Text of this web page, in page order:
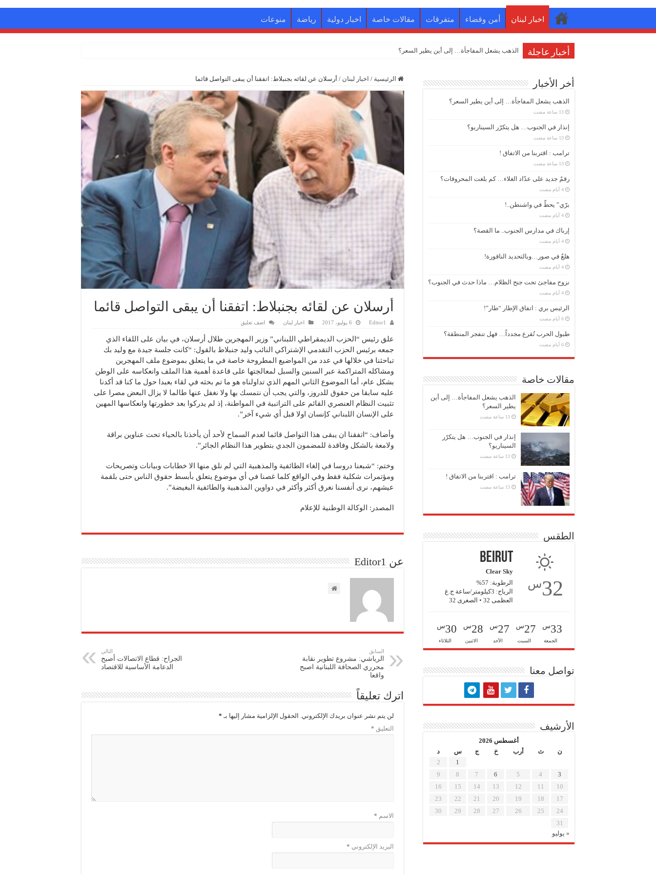
اخبار لبنان أمن وقضاء متفرقات مقالات خاصة اخبار دولية رياضة منوعات
أخبار عاجلة إنذار في الجن
الرئيسية / اخبار لبنان / أرسلان عن لقائه بجنبلاط: اتفقنا أن يبقى التواصل قائما
أرسلان عن لقائه بجنبلاط: اتفقنا أن يبقى التواصل قائما
Editor1 6 يوليو، 2017 اخبار لبنان اضف تعليق
علق رئيس “الحزب الديمقراطي اللبناني” وزير المهجرين طلال أرسلان، في بيان على اللقاء الذي
جمعه برئيس الحزب التقدمي الإشتراكي النائب وليد جنبلاط بالقول: “كانت جلسة جيدة مع وليد بك
تباحثنا في خلالها في عدد من المواضيع المطروحة خاصة في ما يتعلق بموضوع ملف المهجرين
ومشاكله المتراكمة عبر السنين والسبل لمعالجتها على قاعدة أهمية هذا الملف وانعكاسه على الوطن
بشكل عام، أما الموضوع الثاني المهم الذي تداولناه هو ما تم بحثه في لقاء بعبدا حول ما كنا قد أكدنا
عليه سابقا من حقوق للدروز، والتي يجب أن نتمسك بها ولا نغفل عنها طالما لا يزال البعض مصرا على
تثبيت النظام العنصري القائم على التراتبية في المواطنة، إذ لم يدركوا بعد خطورتها وانعكاسها المهين
على الإنسان اللبناني كإنسان اولا قبل أي شيء آخر”.
وأضاف: “اتفقنا ان يبقى هذا التواصل قائما لعدم السماح لأحد أن يأخذنا بالحياء تحت عناوين براقة
ولامعة بالشكل وفاقدة للمضمون الجدي بتطوير هذا النظام الجائر”.
وختم: “شبعنا دروسا في إلغاء الطائفية والمذهبية التي لم نلق منها الا خطابات وبيانات وتصريحات
ومؤتمرات شكلية فقط وفي الواقع كلما غصنا في أي موضوع يتعلق بأبسط حقوق الناس حتى بلقمة
عيشهم، نرى أنفسنا نغرق أكثر وأكثر في دواوين المذهبية والطائفية البغيضة”.
المصدر: الوكالة الوطنية للإعلام
عن Editor1
السابق
الرياشي: مشروع تطوير نقابة
محرري الصحافة اللبنانية اصبح
واقعا
التالي
الجراح: قطاع الاتصالات أصبح
الدعامة الأساسية للاقتصاد
اترك تعليقاً
لن يتم نشر عنوان بريدك الإلكتروني. الحقول الإلزامية مشار إليها بـ *
التعليق *
الاسم *
البريد الإلكتروني *
أخر الأخبار
الذهب يشعل المفاجأة… إلى أين يطير السعر؟
إنذار في الجنوب… هل يتكرّر السيناريو؟
ترامب : اقتربنا من الاتفاق !
رقمٌ جديد على عدّاد الغلاء… كم بلغت المحروقات؟
برّي” يحطّ في واشنطن..!
إرباك في مدارس الجنوب.. ما القصة؟
هلعٌ في صور…وبالتحديد الناقورة!
نزوح مفاجئ تحت جنح الظلام… ماذا حدث في الجنوب؟
الرئيس بري : اتفاق الإطار “طار”!
طبول الحرب تُقرع مجدداً… فهل تنفجر المنطقة؟
مقالات خاصة
الذهب يشعل المفاجأة… إلى أين
يطير السعر؟
إنذار في الجنوب… هل يتكرّر
السيناريو؟
ترامب : اقتربنا من الاتفاق !
الطقس
32س
Beirut
Clear Sky
الرطوبة: 57%
الرياح: 3كيلومتر/ساعة ج.غ
العظمى 32 • الصغرى 32
33س
الجمعة
27س
السبت
27س
الأحد
28س
الاثنين
30س
الثلاثاء
تواصل معنا
الأرشيف
أغسطس 2026
ن
ث أرب خ ج س
د
1
2
3
4
5
6
7
8
9
10
11
12
13
14
15
16
17
18
19
20
21
22
23
24
25
26
27
28
29
30
31
« يوليو